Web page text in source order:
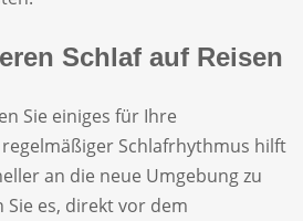
Schlaf auf Reisen
Sie einiges für Ihre
Schlafrhythmus hilft
an die neue Umgebung zu
es, direkt vor dem